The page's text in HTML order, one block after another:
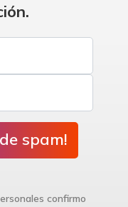
spam!
confirmo